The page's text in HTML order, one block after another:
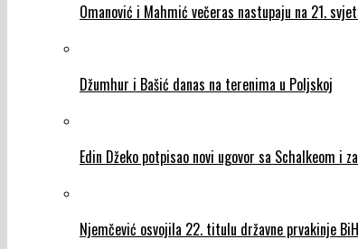
Omanović i Mahmić večeras nastupaju na 21.
Džumhur i Bašić danas na terenima u Poljskoj
Edin Džeko potpisao novi ugovor sa Schalkeom i
Njemčević osvojila 22. titulu državne prvakinje BiH